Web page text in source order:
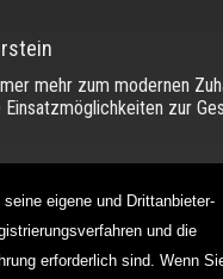
eigene und Drittanbieter-
und die
erforderlich sind. Wenn
eigene und Drittanbieter-
und die
erforderlich sind. Wenn
mehr zum modernen
zur
Kunden mit einem